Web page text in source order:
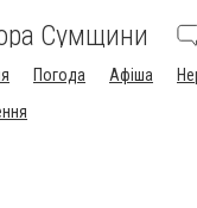
Сумщини
Погода Афіша